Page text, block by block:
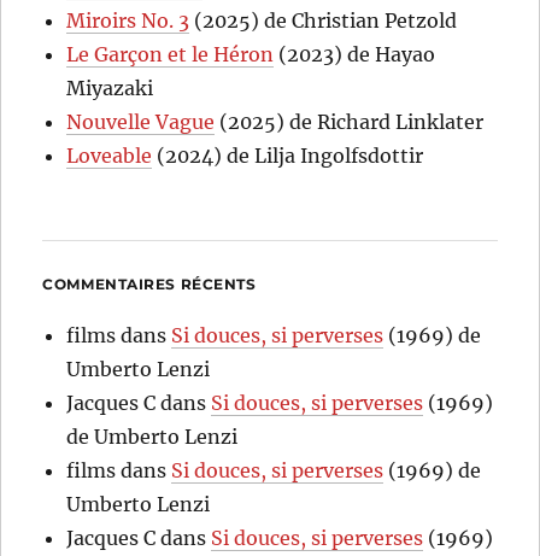
Miroirs No. 3 (2025) de Christian Petzold
Le Garçon et le Héron (2023) de Hayao
Miyazaki
Nouvelle Vague (2025) de Richard Linklater
Loveable (2024) de Lilja Ingolfsdottir
COMMENTAIRES RÉCENTS
films dans Si douces, si perverses (1969) de
Umberto Lenzi
Jacques C dans Si douces, si perverses (1969)
de Umberto Lenzi
films dans Si douces, si perverses (1969) de
Umberto Lenzi
Jacques C dans Si douces, si perverses (1969)